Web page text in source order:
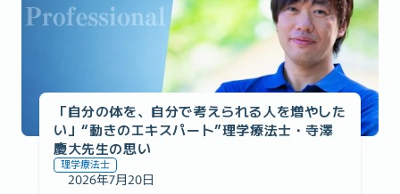
「自分の体を、自分で考えられる人を増やした
い」“動きのエキスパート”理学療法士・寺澤
慶大先生の思い
理学療法士
2026年7月20日